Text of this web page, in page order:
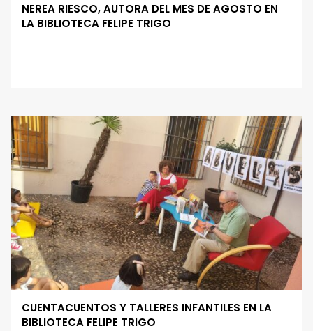
NEREA RIESCO, AUTORA DEL MES DE AGOSTO EN
LA BIBLIOTECA FELIPE TRIGO
CUENTACUENTOS Y TALLERES INFANTILES EN LA
BIBLIOTECA FELIPE TRIGO